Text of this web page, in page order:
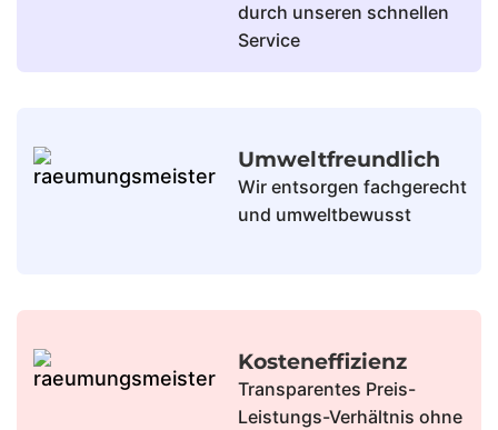
durch unseren schnellen
Service
Umweltfreundlich
Wir entsorgen fachgerecht
und umweltbewusst
Kosteneffizienz
Transparentes Preis-
Leistungs-Verhältnis ohne